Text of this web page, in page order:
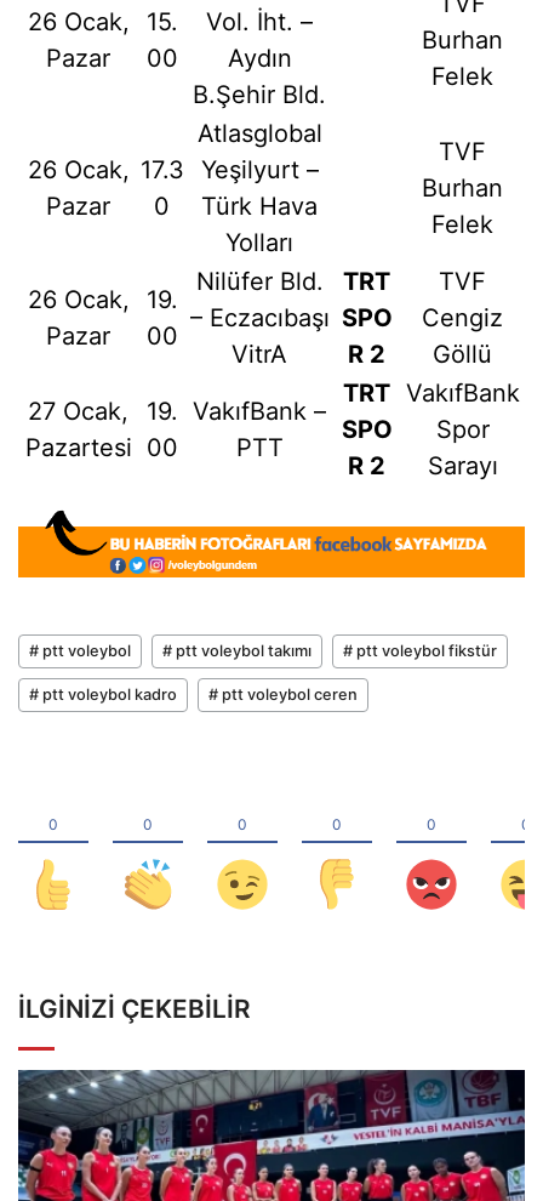
26 Ocak,
Pazar
15.
00
Vol. İht. –
Aydın
B.Şehir Bld.
Burhan
Felek
26 Ocak,
Pazar
17.3
0
Atlasglobal
Yeşilyurt –
Türk Hava
Yolları
TVF
Burhan
Felek
26 Ocak,
Pazar
19.
00
Nilüfer Bld.
– Eczacıbaşı
VitrA
TRT
SPO
R 2
TVF
Cengiz
Göllü
27 Ocak,
Pazartesi
19.
00
VakıfBank –
PTT
TRT
SPO
R 2
VakıfBank
Spor
Sarayı
# ptt voleybol # ptt voleybol takımı # ptt voleybol fikstür
# ptt voleybol kadro # ptt voleybol ceren
İLGINIZI ÇEKEBILIR